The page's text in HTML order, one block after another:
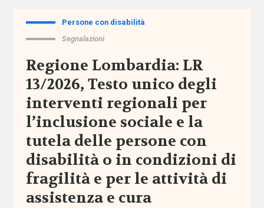
con
(2.195)
Politiche
e governo
del welfare
(1.768)
Povertà e
disuguaglianze
Persone con disabilità
Segnalazioni
Regione Lombardia: LR
13/2026, Testo unico degli
interventi regionali per
l’inclusione sociale e la
tutela delle persone con
disabilità o in condizioni di
fragilità e per le attività di
assistenza e cura